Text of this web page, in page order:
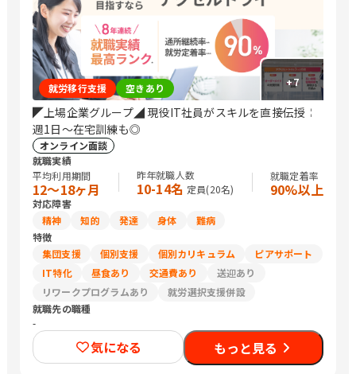
+7
就労移行支援 空きあり
◤上場企業グループ◢ 現役IT社員がスキルを直接伝授╎
週1日～在宅訓練も◎
オンライン面談
就職実績
平均利用期間
12〜18ヶ月
昨年就職人数
10-14名 定員(20名)
就職定着率
90%以上
対応障害
精神
知的 発達 身体
難病
特徴
集団支援
個別支援 個別カリキュラム
ピアサポート
IT特化
昼食あり 交通費あり
送迎あり
リワークプログラムあり
就労選択支援併設
就職先の職種
-
気になる もっと見る